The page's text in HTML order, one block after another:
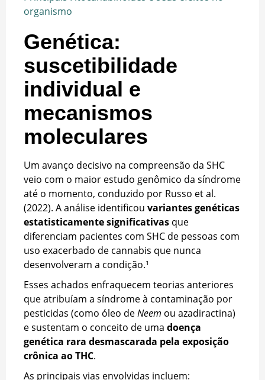
organismo
Genética:
suscetibilidade
individual e
mecanismos
moleculares
Um avanço decisivo na compreensão da SHC
veio com o maior estudo genômico da síndrome
até o momento, conduzido por Russo et al.
(2022). A análise identificou variantes genéticas
estatisticamente significativas que
diferenciam pacientes com SHC de pessoas com
uso exacerbado de cannabis que nunca
desenvolveram a condição.¹
Esses achados enfraquecem teorias anteriores
que atribuíam a síndrome à contaminação por
pesticidas (como óleo deNeem ou azadiractina)
e sustentam o conceito de uma doença
genética rara desmascarada pela exposição
crônica ao THC.
As principais vias envolvidas incluem: